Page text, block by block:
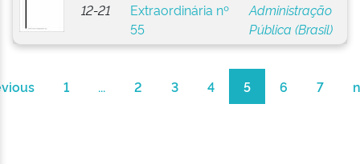
12-21
Extraordinária nº
55
Administração
Pública (Brasil)
1 ... 2 3 4 5 6 7